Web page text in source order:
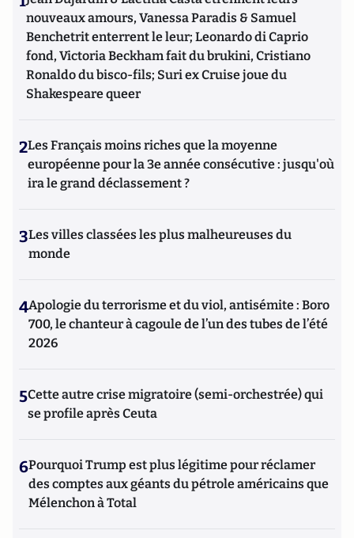
nouveaux amours, Vanessa Paradis & Samuel
Benchetrit enterrent le leur; Leonardo di Caprio
fond, Victoria Beckham fait du brukini, Cristiano
Ronaldo du bisco-fils; Suri ex Cruise joue du
Shakespeare queer
2Les Français moins riches que la moyenne
européenne pour la 3e année consécutive : jusqu'où
ira le grand déclassement ?
3Les villes classées les plus malheureuses du
monde
4Apologie du terrorisme et du viol, antisémite : Boro
700, le chanteur à cagoule de l’un des tubes de l’été
2026
5Cette autre crise migratoire (semi-orchestrée) qui
se profile après Ceuta
6Pourquoi Trump est plus légitime pour réclamer
des comptes aux géants du pétrole américains que
Mélenchon à Total